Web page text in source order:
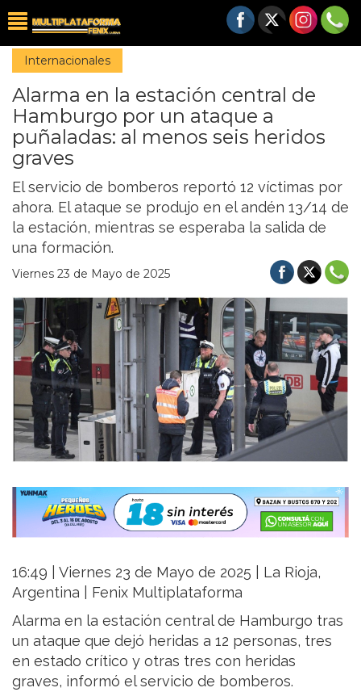
Internacionales
Alarma en la estación central de
Hamburgo por un ataque a
puñaladas: al menos seis heridos
graves
El servicio de bomberos reportó 12 víctimas por
ahora. El ataque se produjo en el andén 13/14 de
la estación, mientras se esperaba la salida de
una formación.
Viernes 23 de Mayo de 2025
16:49 | Viernes 23 de Mayo de 2025 | La Rioja,
Argentina | Fenix Multiplataforma
Alarma en la estación central de Hamburgo tras
un ataque que dejó heridas a 12 personas, tres
en estado crítico y otras tres con heridas
graves, informó el servicio de bomberos.